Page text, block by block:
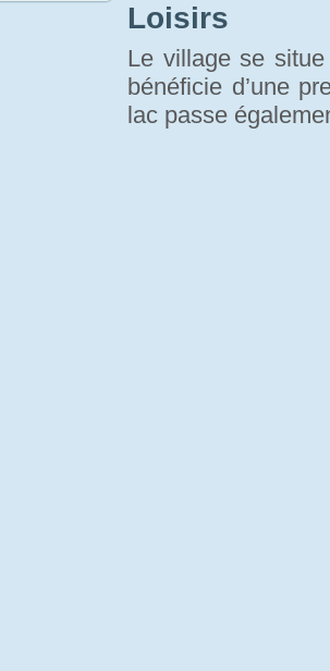
Loisirs
Le village se
bénéficie d’une
lac passe